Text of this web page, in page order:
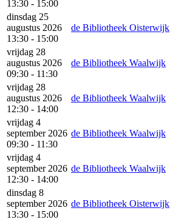
13:30 - 15:00
dinsdag 25
augustus 2026
13:30 - 15:00
de Bibliotheek Oisterwijk
vrijdag 28
augustus 2026
09:30 - 11:30
de Bibliotheek Waalwijk
vrijdag 28
augustus 2026
12:30 - 14:00
de Bibliotheek Waalwijk
vrijdag 4
september 2026
09:30 - 11:30
de Bibliotheek Waalwijk
vrijdag 4
september 2026
12:30 - 14:00
de Bibliotheek Waalwijk
dinsdag 8
september 2026
13:30 - 15:00
de Bibliotheek Oisterwijk